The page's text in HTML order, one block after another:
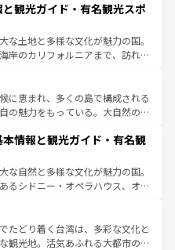
い。
や、スイスならではのユニークな
観光だけでなく町歩きも満喫する
得が高いため物価も高いが、旅行
サービスもあり、うまく活用すれ
観光ガイド・有名観光スポ
な土地と多様な文化が魅力の国。
岸のカリフォルニアまで、訪れる
光、ショッピング、エンターテイ
的なスポットだ。一方、アメリカ
、グランドキャニオンやイエロー
は、音楽と美食が融合した独特の
メリカの各地域で異なる魅力を楽
と豊かな歴史を感じることができ
トリップや列車の旅も、アメリカ
に恵まれ、多くの島で構成される
の魅力をもっている。大自然の神
た、定番の観光地といえばオアフ
めるならマウイ島やカウアイ島が
リーンに輝く海をはじめ、豊かな
る。「アロハスピリット」と呼ば
フードやハワイアンミュージッ
など、すべてがハワイの魅力を彩
新しい発見と感動が待っているハ
情報と観光ガイド・有名観
な自然と多様な文化が魅力の国。
るシドニー・オペラハウス、オー
にそびえるウルル（エアーズロッ
い原生林やケアンズの熱帯雨林な
。また、カフェやワイン、オージ
たどり着く台湾は、多彩な文化と
観光地。活気あふれる大都市の台